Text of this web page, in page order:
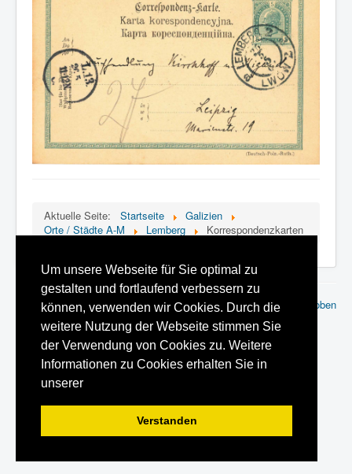
Um unsere Webseite für Sie optimal zu
gestalten und fortlaufend verbessern zu
können, verwenden wir Cookies. Durch die
weitere Nutzung der Webseite stimmen Sie
der Verwendung von Cookies zu. Weitere
Informationen zu Cookies erhalten Sie in
unserer
Verstanden
Wolhynien
Galizien
Reiseberichte
Verschiedenes
Impressum
Aktuelle Seite: Startseite
Galizien
Orte / Städte A-M
Lemberg Korrespondenzkarten
Nach oben
© 2026 Ahnenforschung Grohn